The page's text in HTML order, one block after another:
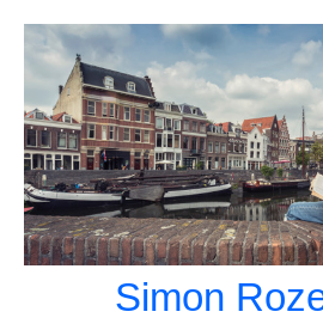
inhoud
Simon